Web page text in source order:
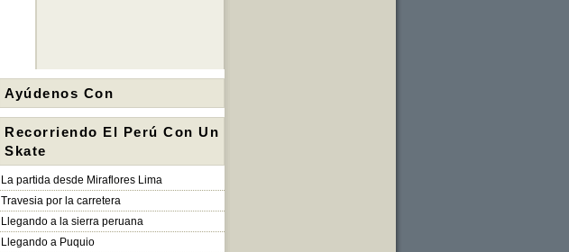
Ayúdenos Con
Recorriendo El Perú Con Un
Skate
La partida desde Miraflores Lima
Travesia por la carretera
Llegando a la sierra peruana
Llegando a Puquio